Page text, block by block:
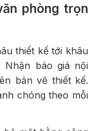
phòng trọn
thiết kế tới khâu
Nhận báo giá nội
bản vẽ thiết kế.
chóng theo mỗi